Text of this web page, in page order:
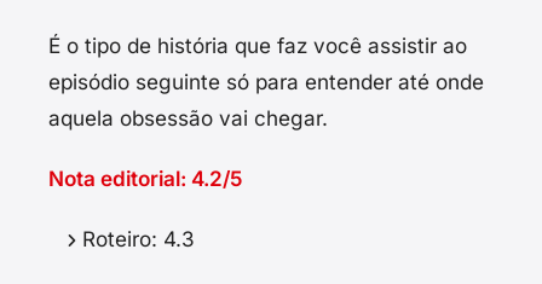
É o tipo de história que faz você assistir ao
episódio seguinte só para entender até onde
aquela obsessão vai chegar.
Nota editorial: 4.2/5
Roteiro: 4.3